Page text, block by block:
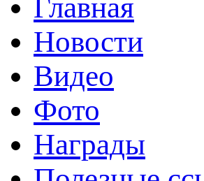
Главная
Новости
Видео
Фото
Награды